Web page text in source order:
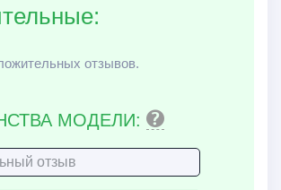
отзывов.
МОДЕЛИ: